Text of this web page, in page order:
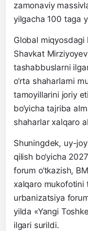
zamonaviy
yilgacha 100 taga
Global miqyosdagi
Shavkat
tashabbuslarni
o‘rta shaharlarni
tamoyillarini joriy
bo‘yicha tajriba
shaharlar xalqaro
Shuningdek, uy-
qilish bo‘yicha
forum o‘tkazish,
xalqaro mukofotini
urbanizatsiya
yilda «Yangi
ilgari surildi.